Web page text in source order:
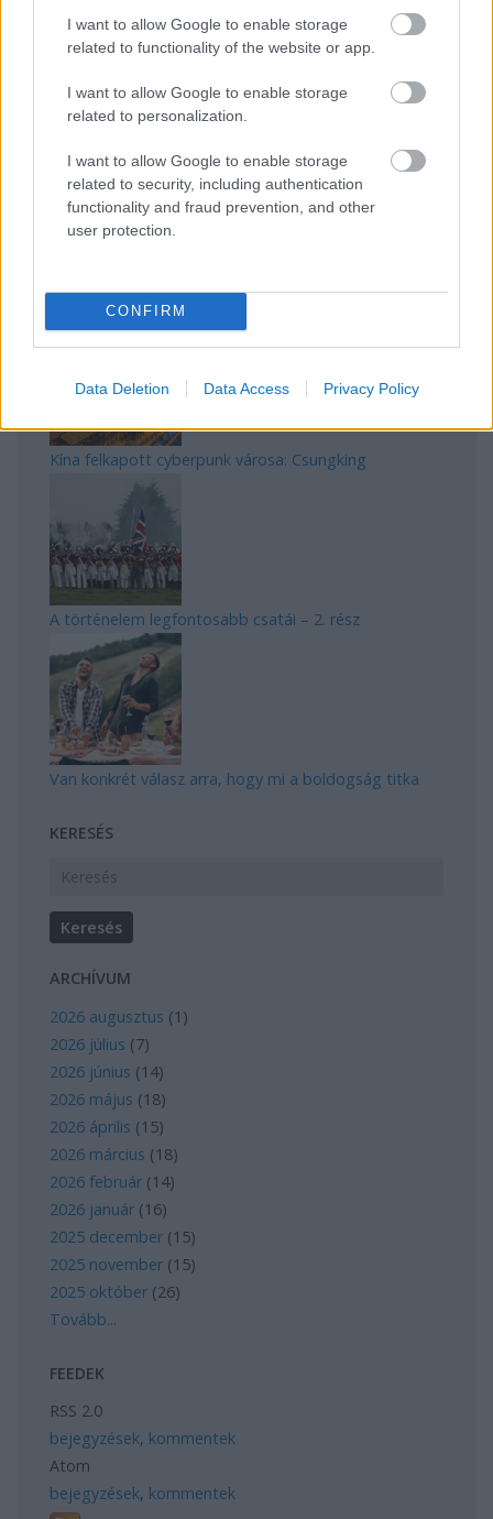
I want to allow Google to enable storage
related to functionality of the website or app.
I want to allow Google to enable storage
related to personalization.
I want to allow Google to enable storage
related to security, including authentication
functionality and fraud prevention, and other
user protection.
CONFIRM
Data Deletion Data Access Privacy Policy
Japán sebességre kapcsol – A gyorsvasút forradalma
Kína felkapott cyberpunk városa: Csungking
A történelem legfontosabb csatái – 2. rész
Van konkrét válasz arra, hogy mi a boldogság titka
KERESÉS
ARCHÍVUM
2026 augusztus (1 )
2026 július (7)
2026 június (14)
2026 május (18)
2026 április (15)
2026 március (18)
2026 február (14)
2026 január (16)
2025 december (15)
2025 november (15)
2025 október (26)
Tovább...
FEEDEK
RSS 2.0
bejegyzések, kommentek
Atom
bejegyzések, kommentek